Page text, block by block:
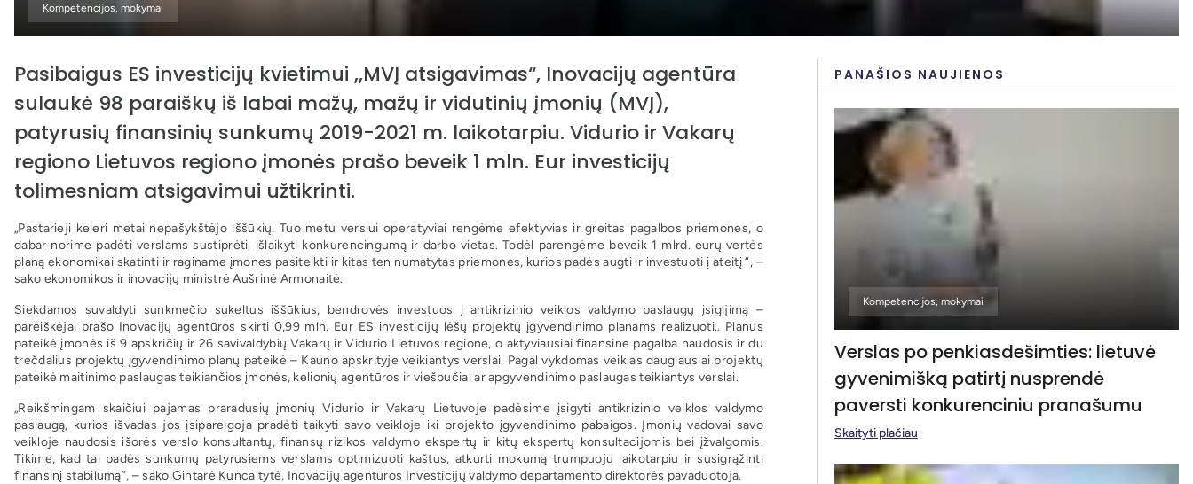
Kompetencijos, mokymai
Pasibaigus ES investicijų kvietimui ,,MVĮ atsigavimas“, Inovacijų agentūra
sulaukė 98 paraiškų iš labai mažų, mažų ir vidutinių įmonių (MVĮ),
patyrusių finansinių sunkumų 2019-2021 m. laikotarpiu. Vidurio ir Vakarų
regiono Lietuvos regiono įmonės prašo beveik 1 mln. Eur investicijų
tolimesniam atsigavimui užtikrinti.
„Pastarieji keleri metai nepašykštėjo iššūkių. Tuo metu verslui operatyviai rengėme efektyvias ir greitas pagalbos priemones, o
dabar norime padėti verslams sustiprėti, išlaikyti konkurencingumą ir darbo vietas. Todėl parengėme beveik 1 mlrd. eurų vertės
planą ekonomikai skatinti ir raginame įmones pasitelkti ir kitas ten numatytas priemones, kurios padės augti ir investuoti į ateitį “, –
sako ekonomikos ir inovacijų ministrė Aušrinė Armonaitė.
Siekdamos suvaldyti sunkmečio sukeltus iššūkius, bendrovės investuos į antikrizinio veiklos valdymo paslaugų įsigijimą –
pareiškėjai prašo Inovacijų agentūros skirti 0,99 mln. Eur ES investicijų lėšų projektų įgyvendinimo planams realizuoti.. Planus
pateikė įmonės iš 9 apskričių ir 26 savivaldybių Vakarų ir Vidurio Lietuvos regione, o aktyviausiai finansine pagalba naudosis ir du
trečdalius projektų įgyvendinimo planų pateikė – Kauno apskrityje veikiantys verslai. Pagal vykdomas veiklas daugiausiai projektų
pateikė maitinimo paslaugas teikiančios įmonės, kelionių agentūros ir viešbučiai ar apgyvendinimo paslaugas teikiantys verslai.
„Reikšmingam skaičiui pajamas praradusių įmonių Vidurio ir Vakarų Lietuvoje padėsime įsigyti antikrizinio veiklos valdymo
paslaugą, kurios išvadas jos įsipareigoja pradėti taikyti savo veikloje iki projekto įgyvendinimo pabaigos. Įmonių vadovai savo
veikloje naudosis išorės verslo konsultantų, finansų rizikos valdymo ekspertų ir kitų ekspertų konsultacijomis bei įžvalgomis.
Tikime, kad tai padės sunkumų patyrusiems verslams optimizuoti kaštus, atkurti mokumą trumpuoju laikotarpiu ir susigrąžinti
finansinį stabilumą”, – sako Gintarė Kuncaitytė, Inovacijų agentūros Investicijų valdymo departamento direktorės pavaduotoja.
PANAŠIOS NAUJIENOS
Kompetencijos, mokymai
Verslas po penkiasdešimties: lietuvė
gyvenimišką patirtį nusprendė
paversti konkurenciniu pranašumu
Skaityti plačiau